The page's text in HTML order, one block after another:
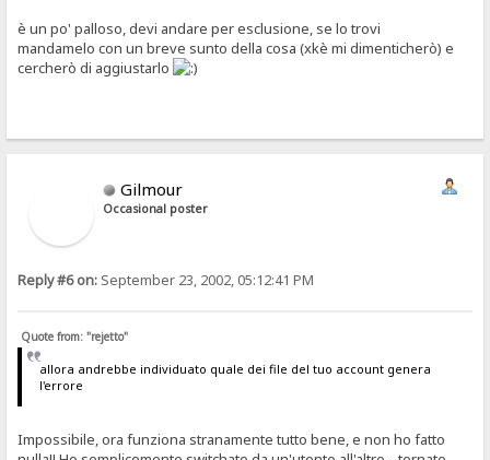
è un po' palloso, devi andare per esclusione, se lo trovi
mandamelo con un breve sunto della cosa (xkè mi dimenticherò) e
cercherò di aggiustarlo
Gilmour
Occasional poster
Reply #6 on: September 23, 2002, 05:12:41 PM
Quote from: "rejetto"
allora andrebbe individuato quale dei file del tuo account genera
l'errore
Impossibile, ora funziona stranamente tutto bene, e non ho fatto